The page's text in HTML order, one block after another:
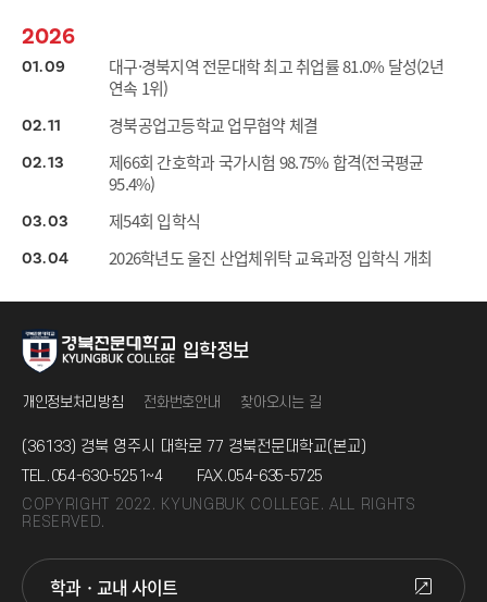
2026
01 09
대구·경북지역 전문대학 최고 취업률 81.0% 달성(2년
연속 1위)
02 11 경북공업고등학교 업무협약 체결
02 13
제66회 간호학과 국가시험 98.75% 합격(전국평균
95.4%)
03 03 제54회 입학식
03 04 2026학년도 울진 산업체위탁 교육과정 입학식 개최
입학정보
개인정보처리방침 전화번호안내 찾아오시는 길
(36133) 경북 영주시 대학로 77 경북전문대학교(본교)
TEL.054-630-5251~4 FAX.054-635-5725
COPYRIGHT 2022. KYUNGBUK COLLEGE. ALL RIGHTS
RESERVED.
학과 · 교내 사이트